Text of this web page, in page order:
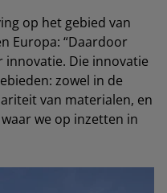
op het gebied van
Europa: “Daardoor
innovatie. Die innovatie
zowel in de
van materialen, en
we op inzetten in